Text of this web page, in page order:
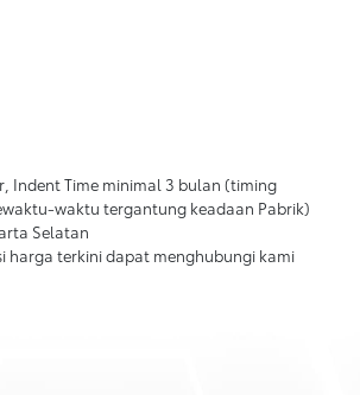
Indent Time minimal 3 bulan (timing
waktu tergantung keadaan Pabrik)
Selatan
harga terkini dapat menghubungi kami